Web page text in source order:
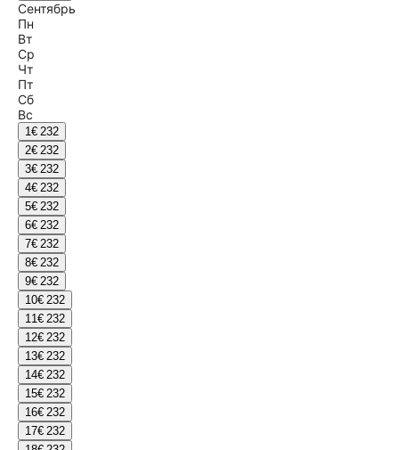
Сентябрь
Пн
Вт
Ср
Чт
Пт
Сб
Вс
1€ 232
2€ 232
3€ 232
4€ 232
5€ 232
6€ 232
7€ 232
8€ 232
9€ 232
10€ 232
11€ 232
12€ 232
13€ 232
14€ 232
15€ 232
16€ 232
17€ 232